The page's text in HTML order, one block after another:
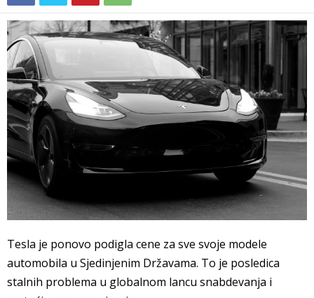
Tesla je ponovo podigla cene za sve svoje modele
automobila u Sjedinjenim Državama. To je posledica
stalnih problema u globalnom lancu snabdevanja i